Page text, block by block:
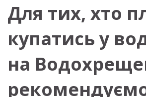
Для тих, хто
купатись у
на